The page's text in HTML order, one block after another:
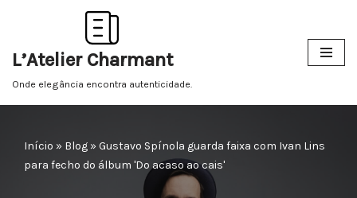
para
o
L’Atelier Charmant
Onde elegância encontra autenticidade.
Início » Blog » Gustavo Spínola guarda faixa com Ivan Lins
para fecho do álbum 'Do acaso ao cais'